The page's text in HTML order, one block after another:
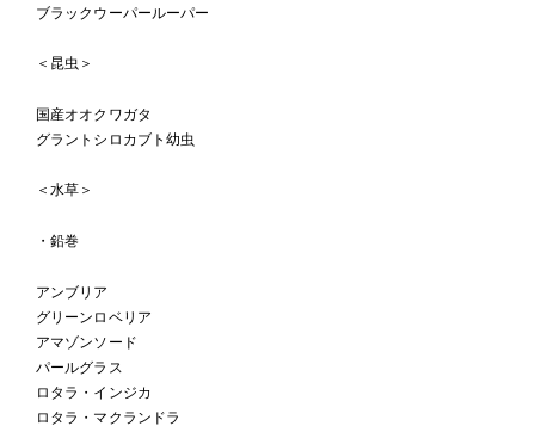
ブラックウーパールーパー
＜昆虫＞
国産オオクワガタ
グラントシロカブト幼虫
＜水草＞
・鉛巻
アンブリア
グリーンロベリア
アマゾンソード
パールグラス
ロタラ・インジカ
ロタラ・マクランドラ